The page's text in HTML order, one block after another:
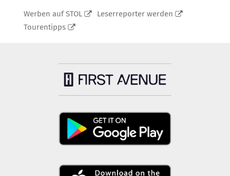
Werben auf STOL
Leserreporter werden
Tourentipps